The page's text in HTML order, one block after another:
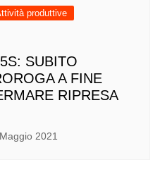
produttive
SUBITO
A FINE
RIPRESA
2021